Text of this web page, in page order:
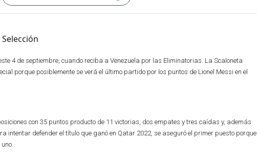
4 de septiembre, cuando reciba a Venezuela por las Eliminatorias. La Scaloneta
porque posiblemente se verá el último partido por los puntos de Lionel Messi en el
con 35 puntos producto de 11 victorias, dos empates y tres caídas y, además
intentar defender el título que ganó en Qatar 2022, se aseguró el primer puesto porque